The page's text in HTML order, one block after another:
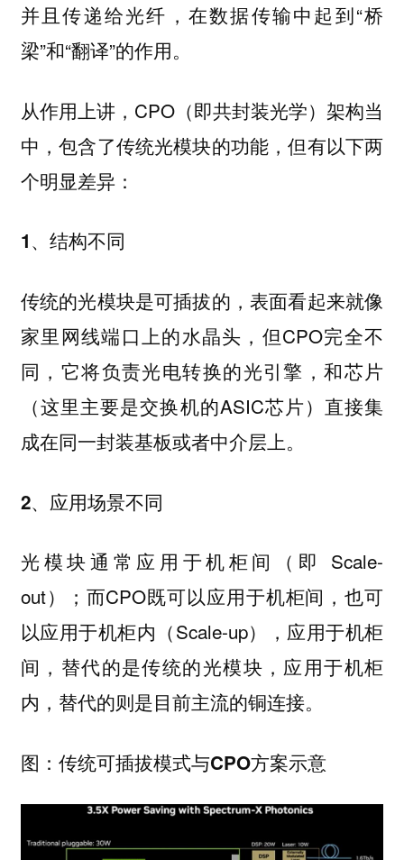
并且传递给光纤，在数据传输中起到“桥
梁”和“翻译”的作用。
从作用上讲，CPO（即共封装光学）架构当
中，包含了传统光模块的功能，但有以下两
个明显差异：
1、结构不同
传统的光模块是可插拔的，表面看起来就像
家里网线端口上的水晶头，但CPO完全不
同，它将负责光电转换的光引擎，和芯片
（这里主要是交换机的ASIC芯片）直接集
成在同一封装基板或者中介层上。
2、应用场景不同
光模块通常应用于机柜间（即 Scale-
out）；而CPO既可以应用于机柜间，也可
以应用于机柜内（Scale-up），应用于机柜
间，替代的是传统的光模块，应用于机柜
内，替代的则是目前主流的铜连接。
图：传统可插拔模式与CPO方案示意